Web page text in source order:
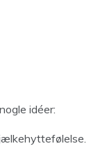
idéer: